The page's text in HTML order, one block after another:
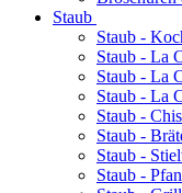
Staub
Staub -
Staub - La
Staub - La
Staub - La
Staub -
Staub -
Staub -
Staub -